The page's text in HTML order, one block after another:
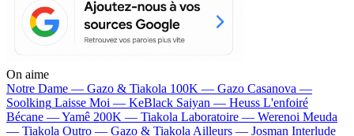
On aime
Notre Dame — Gazo & Tiakola 100K — Gazo Casanova —
Soolking Laisse Moi — KeBlack Saiyan — Heuss L'enfoiré
Bécane —Yamê 200K — Tiakola Laboratoire — Werenoi Meuda
— Tiakola Outro — Gazo & Tiakola Ailleurs — Josman Interlude